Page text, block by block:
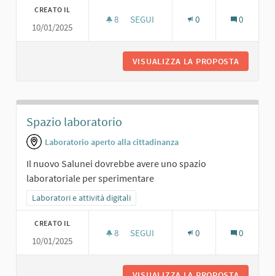
CREATO IL
10/01/2025
8 8 SOSTENITORI
SEGUI 0 0
VISUALIZZA LA PROPOSTA
Spazio laboratorio
Laboratorio aperto alla cittadinanza
Il nuovo Salunei dovrebbe avere uno spazio
laboratoriale per sperimentare
Filtra i risultati per categoria: Laboratori e attività digitali
Laboratori e attività digitali
CREATO IL
10/01/2025
8 8 SOSTENITORI
SEGUI 0 0